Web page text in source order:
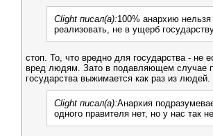
Clight писал(а):100% анархию нельзя
реализовать, не в ущерб
стоп. То, что вредно для государства - не
вред людям. Зато в подавляющем случае
государства выжимается как раз из
Clight писал(а):Анархия
одного правителя нет, но у нас так